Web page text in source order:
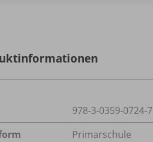
978-3-0359-0724-7
Primarschule